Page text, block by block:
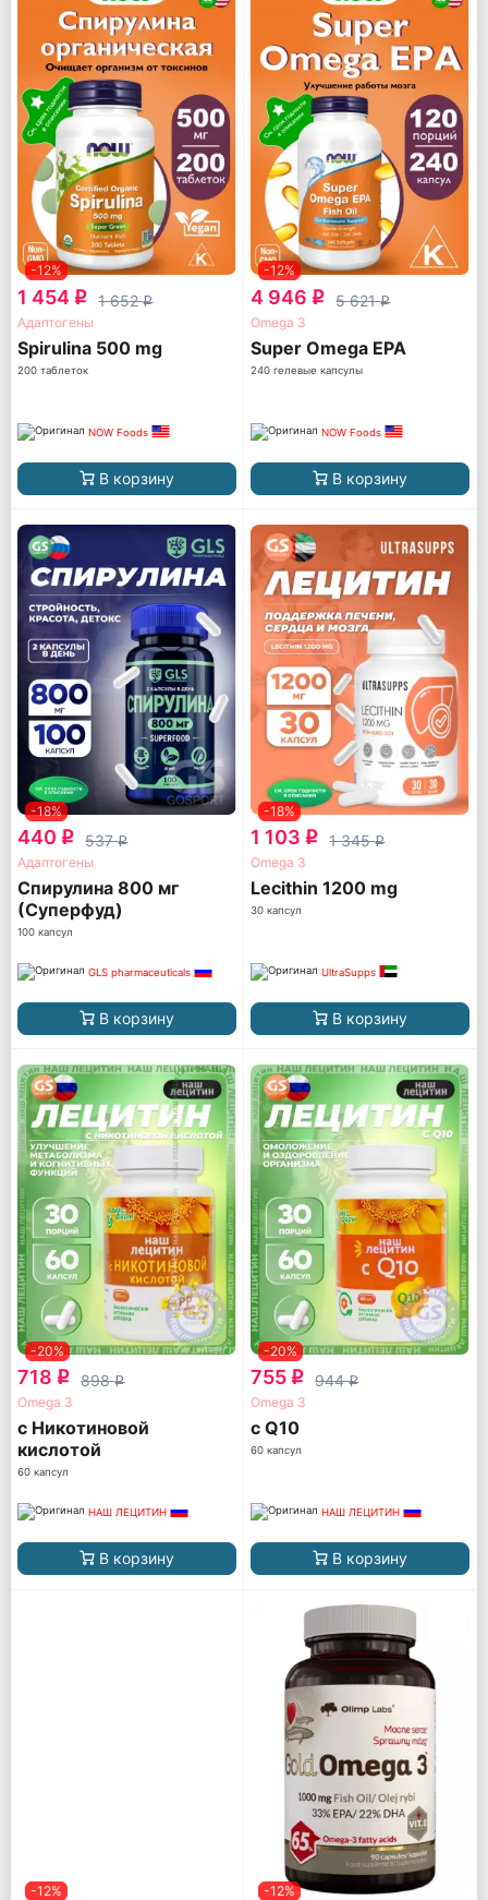
-12%
1 454 q 1 652q
Адаптогены
Spirulina 500 mg
200 таблеток
NOW Foods
В корзину
-12%
4 946 q 5 621q
Omega 3
Super Omega EPA
240 гелевые капсулы
NOW Foods
В корзину
-18%
440 q 537q
Адаптогены
Спирулина 800 мг
(Суперфуд)
100 капсул
GLS pharmaceuticals
В корзину
-18%
1 103 q 1 345q
Omega 3
Lecithin 1200 mg
30 капсул
UltraSupps
В корзину
-20%
718 q 898q
Omega 3
с Никотиновой
кислотой
60 капсул
НАШ ЛЕЦИТИН
В корзину
-20%
755 q 944q
Omega 3
с Q10
60 капсул
НАШ ЛЕЦИТИН
В корзину
-12% -12%